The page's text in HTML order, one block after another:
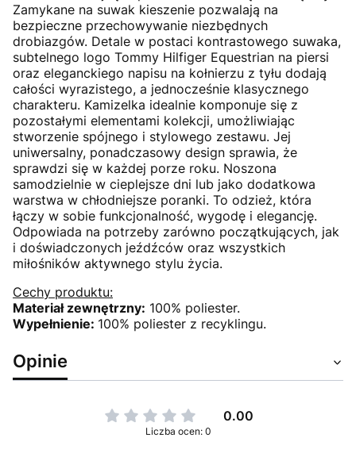
Zamykane na suwak kieszenie pozwalają na
bezpieczne przechowywanie niezbędnych
drobiazgów. Detale w postaci kontrastowego suwaka,
subtelnego logo Tommy Hilfiger Equestrian na piersi
oraz eleganckiego napisu na kołnierzu z tyłu dodają
całości wyrazistego, a jednocześnie klasycznego
charakteru. Kamizelka idealnie komponuje się z
pozostałymi elementami kolekcji, umożliwiając
stworzenie spójnego i stylowego zestawu. Jej
uniwersalny, ponadczasowy design sprawia, że
sprawdzi się w każdej porze roku. Noszona
samodzielnie w cieplejsze dni lub jako dodatkowa
warstwa w chłodniejsze poranki. To odzież, która
łączy w sobie funkcjonalność, wygodę i elegancję.
Odpowiada na potrzeby zarówno początkujących, jak
i doświadczonych jeźdźców oraz wszystkich
miłośników aktywnego stylu życia.
Cechy produktu:
Materiał zewnętrzny: 100% poliester.
Wypełnienie: 100% poliester z recyklingu.
Opinie
0.00
Liczba ocen: 0